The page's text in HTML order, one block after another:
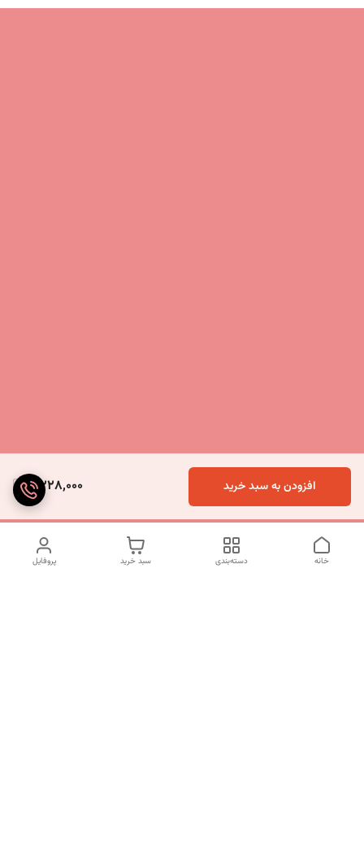
4,228,000 افزودن به سبد خرید
پروفایل سبد خرید دسته‌بندی خانه